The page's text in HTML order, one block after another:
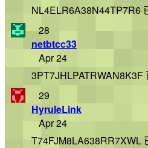
NL4ELR6A38N44TP7R6
28
netbtcc33
Apr 24
3PT7JHLPATRWAN8K3F
29
HyruleLink
Apr 24
T74FJM8LA638RR7XWL